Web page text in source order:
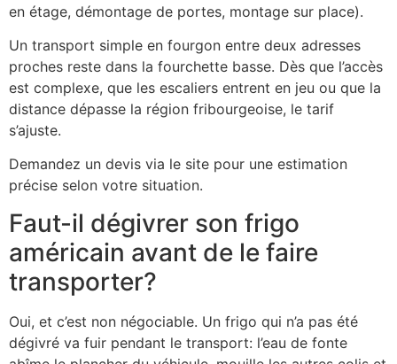
en étage, démontage de portes, montage sur place).
Un transport simple en fourgon entre deux adresses
proches reste dans la fourchette basse. Dès que l’accès
est complexe, que les escaliers entrent en jeu ou que la
distance dépasse la région fribourgeoise, le tarif
s’ajuste.
Demandez un devis via le site pour une estimation
précise selon votre situation.
Faut-il dégivrer son frigo
américain avant de le faire
transporter?
Oui, et c’est non négociable. Un frigo qui n’a pas été
dégivré va fuir pendant le transport: l’eau de fonte